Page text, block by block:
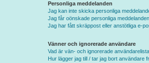
Personliga meddelanden
Jag kan inte skicka personliga
Jag får oönskade personliga
Jag har fått skräppost eller anstötliga e-
Vänner och ignorerade användare
Vad är vän- och ignorerade
Hur lägger jag till / tar jag bort användare